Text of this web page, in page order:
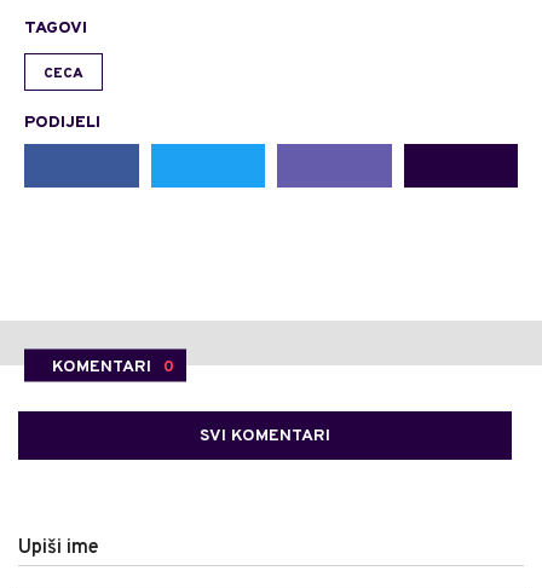
TAGOVI
CECA
PODIJELI
KOMENTARI 0
SVI KOMENTARI
Upiši ime